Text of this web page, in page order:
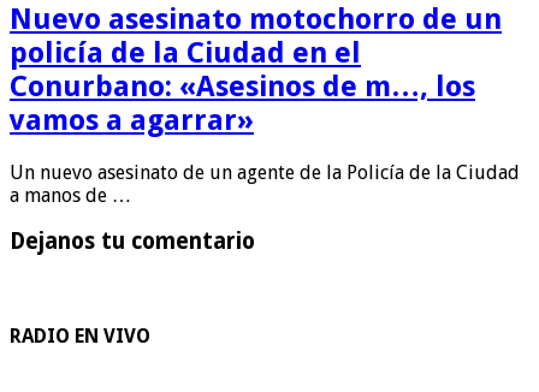
Nuevo asesinato motochorro de un
policía de la Ciudad en el
Conurbano: «Asesinos de m…, los
vamos a agarrar»
Un nuevo asesinato de un agente de la Policía de la Ciudad
a manos de …
Dejanos tu comentario
RADIO EN VIVO